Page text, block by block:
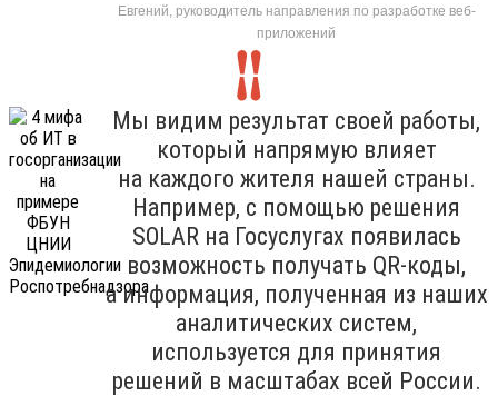
Евгений, руководитель направления по разработке веб-
приложений
Мы видим результат своей работы,
который напрямую влияет
на каждого жителя нашей страны.
Например, с помощью решения
SOLAR на Госуслугах появилась
возможность получать QR-коды,
а информация, полученная из наших
аналитических систем,
используется для принятия
решений в масштабах всей России.